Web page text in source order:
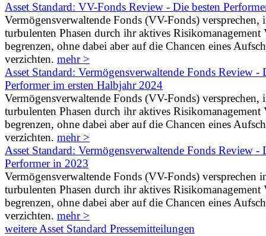
Asset Standard: VV-Fonds Review - Die besten
Vermögensverwaltende Fonds (VV-Fonds) versprechen,
turbulenten Phasen durch ihr aktives Risikomanagement
begrenzen, ohne dabei aber auf die Chancen eines
verzichten. mehr >
Asset Standard: Vermögensverwaltende Fonds Review -
Performer im ersten Halbjahr 2024
Vermögensverwaltende Fonds (VV-Fonds) versprechen,
turbulenten Phasen durch ihr aktives Risikomanagement
begrenzen, ohne dabei aber auf die Chancen eines
verzichten. mehr >
Asset Standard: Vermögensverwaltende Fonds Review -
Performer in 2023
Vermögensverwaltende Fonds (VV-Fonds) versprechen
turbulenten Phasen durch ihr aktives Risikomanagement
begrenzen, ohne dabei aber auf die Chancen eines
verzichten. mehr >
weitere Asset Standard Pressemitteilungen